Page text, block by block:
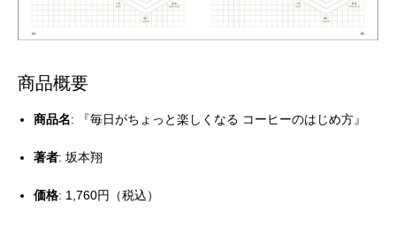
商品概要
商品名: 『毎日がちょっと楽しくなる コーヒーのはじめ方』
著者: 坂本翔
価格: 1,760円（税込）